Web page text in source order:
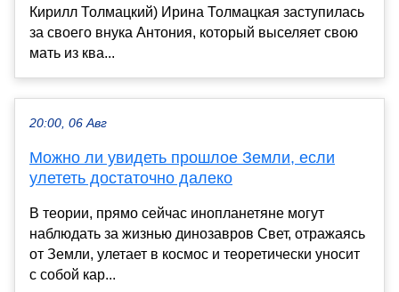
Кирилл Толмацкий) Ирина Толмацкая заступилась
за своего внука Антония, который выселяет свою
мать из ква...
20:00, 06 Авг
Можно ли увидеть прошлое Земли, если
улететь достаточно далеко
В теории, прямо сейчас инопланетяне могут
наблюдать за жизнью динозавров Свет, отражаясь
от Земли, улетает в космос и теоретически уносит
с собой кар...